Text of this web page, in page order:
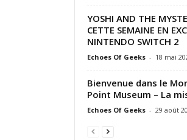
YOSHI AND THE
CETTE SEMAINE EN
NINTENDO SWITCH 2
Echoes Of Geeks - 18 mai
Bienvenue dans le
Point Museum – La
Echoes Of Geeks - 29 août